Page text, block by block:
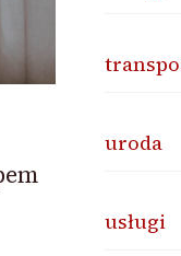
uroda
usługi